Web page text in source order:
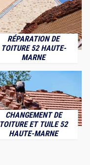
RÉPARATION DE
TOITURE 52 HAUTE-
MARNE
CHANGEMENT DE
TOITURE ET TUILE 52
HAUTE-MARNE